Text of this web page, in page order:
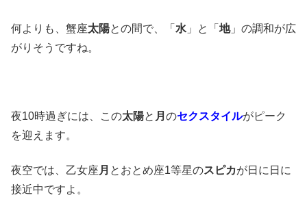
何よりも、蟹座太陽との間で、「 水 」と「 地」の調和が広
がりそうですね。
夜10時過ぎには、この太陽と 月 のセクスタイルがピーク
を迎えます。
夜空では、乙女座 月 とおとめ座1等星のスピカが日に日に
接近中ですよ。